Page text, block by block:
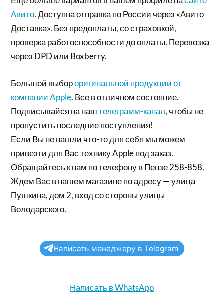
Авито. Доступна отправка по России через «Авито
Доставка». Без предоплаты, со страховкой,
проверка работоспособности до оплаты. Перевозка
через DPD или Boxberry.
Большой выбороригинальной продукции от
компании Apple. Все в отличном состояние.
Подписывайся на наштелеграмм-канал, чтобы не
пропустить последние поступления!
Если Вы не нашли что-то для себя мы можем
привезти для Вас технику Apple под заказ.
Обращайтесь к нам по телефону в Пензе 258-858.
Ждем Вас в нашем магазине по адресу — улица
Пушкина, дом 2, вход со стороны улицы
Володарского.
Написать менеджеру в Telegram
Написать в WhatsApp